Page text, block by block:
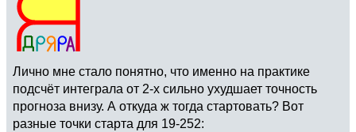
Лично мне стало понятно, что именно на практике
подсчёт интеграла от 2-х сильно ухудшает точность
прогноза внизу. А откуда ж тогда стартовать? Вот
разные точки старта для 19-252: